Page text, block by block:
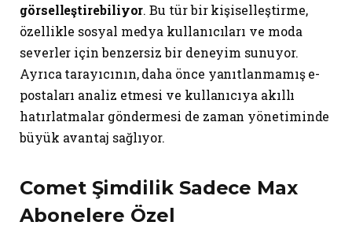
görselleştirebiliyor. Bu tür bir kişiselleştirme,
özellikle sosyal medya kullanıcıları ve moda
severler için benzersiz bir deneyim sunuyor.
Ayrıca tarayıcının, daha önce yanıtlanmamış e-
postaları analiz etmesi ve kullanıcıya akıllı
hatırlatmalar göndermesi de zaman yönetiminde
büyük avantaj sağlıyor.
Comet Şimdilik Sadece Max
Abonelere Özel